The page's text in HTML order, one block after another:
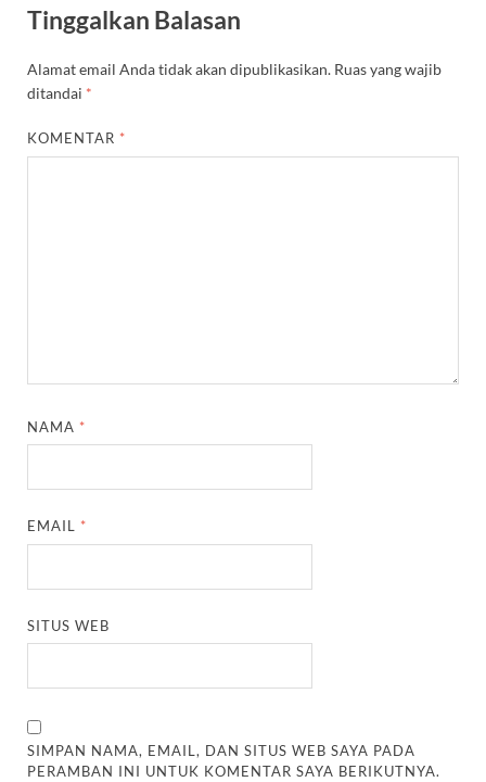
Tinggalkan Balasan
Alamat email Anda tidak akan dipublikasikan. Ruas yang wajib
ditandai *
KOMENTAR *
NAMA *
EMAIL *
SITUS WEB
SIMPAN NAMA, EMAIL, DAN SITUS WEB SAYA PADA
PERAMBAN INI UNTUK KOMENTAR SAYA BERIKUTNYA.